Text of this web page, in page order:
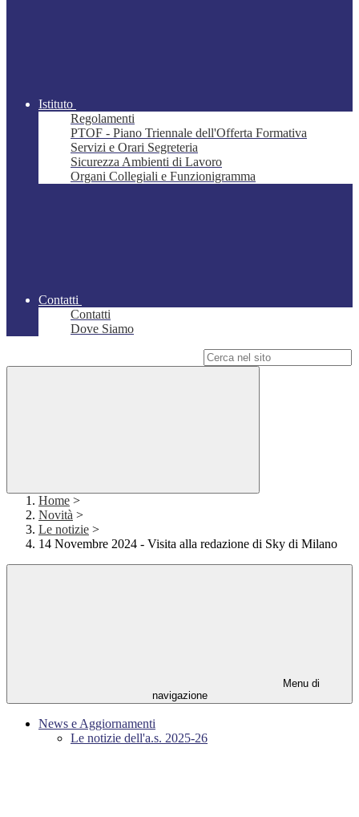
Istituto
Regolamenti
PTOF - Piano Triennale dell'Offerta Formativa
Servizi e Orari Segreteria
Sicurezza Ambienti di Lavoro
Organi Collegiali e Funzionigramma
Contatti
Contatti
Dove Siamo
Home >
Novità >
Le notizie >
14 Novembre 2024 - Visita alla redazione di Sky di Milano
Menu di
navigazione
News e Aggiornamenti
Le notizie dell'a.s. 2025-26